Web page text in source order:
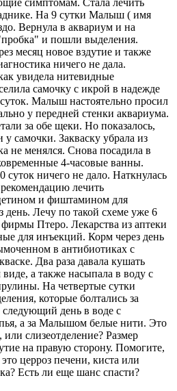
На 9 сутки Малыш ( имя
Вернула в аквариум и на
и пошли выделения.
месяц новое вздутие и также
ничего не дала.
увидела нитевидные
самочку с икрой в надежде
Малыш настоятельно просил
у передней стенки аквариума.
за обе щеки. Но показалось,
самочки. Закваску убрала из
не менялся. Снова посадила в
4-часовые ванны.
ничего не дало. Наткнулась
лечить
и фиштамином для
день. Лечу по такой схеме уже 6
Птеро. Лекарства из аптеки
для инъекций. Корм через день
в антибиотиках с
Два раза давала кушать
виде, а также насыпала в воду с
На четвертые сутки
которые болтались за
день в воде с
а за Малышом белые нити. Это
слизеотделение? Размер
на правую сторону. Помогите,
церроз печени, киста или
Есть ли еще шанс спасти?